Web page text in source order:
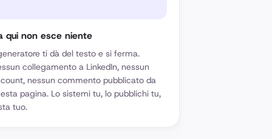
qui non esce niente
ti dà del testo e si ferma.
collegamento a LinkedIn, nessun
nessun commento pubblicato da
pagina. Lo sistemi tu, lo pubblichi tu,
tuo.